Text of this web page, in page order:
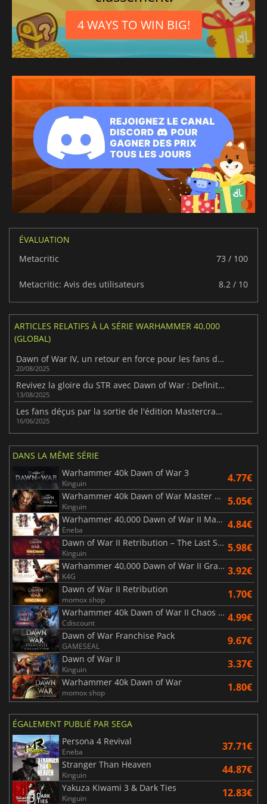
4 WAYS TO WIN BIG!
ÉVALUATION
Metacritic
73 / 100
Metacritic: Avis des utilisateurs 8.2 / 10
ARTICLES RELATIFS À LA SÉRIE WARHAMMER 40,000
(GLOBAL)
Dawn of War IV, un retour en force pour les fans de stratégie
20/08/2025
Revivez la gloire du STR avec Dawn of War : Definitive Edition
13/08/2025
Les fans déçus par la sortie de l'édition Mastercrafted de Space Marine
16/06/2025
DANS LA MÊME SÉRIE
Warhammer 40k Dawn of War 3
Kinguin 4.77€
Warhammer 40k Dawn of War Master Collection
Kinguin 5.05€
Warhammer 40,000 Dawn of War II Master Collection
Eneba 4.84€
Dawn of War II Retribution – The Last Stand
Kinguin 5.98€
Warhammer 40,000 Dawn of War II Grand Master Collection
K4G 3.92€
Dawn of War II Retribution
momox shop 1.70€
Warhammer 40k Dawn of War II Chaos Rising
Cdiscount 4.99€
Dawn of War Franchise Pack
GAMESEAL 9.67€
Dawn of War II
Kinguin 3.37€
Warhammer 40k Dawn of War
momox shop 1.80€
ÉGALEMENT PUBLIÉ PAR SEGA
Persona 4 Revival
Eneba 37.71€
Stranger Than Heaven
Kinguin 44.87€
Yakuza Kiwami 3 & Dark Ties
Kinguin 12.83€